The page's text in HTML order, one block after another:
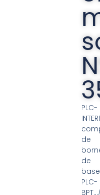
PLC-
de
de
base
PLC-